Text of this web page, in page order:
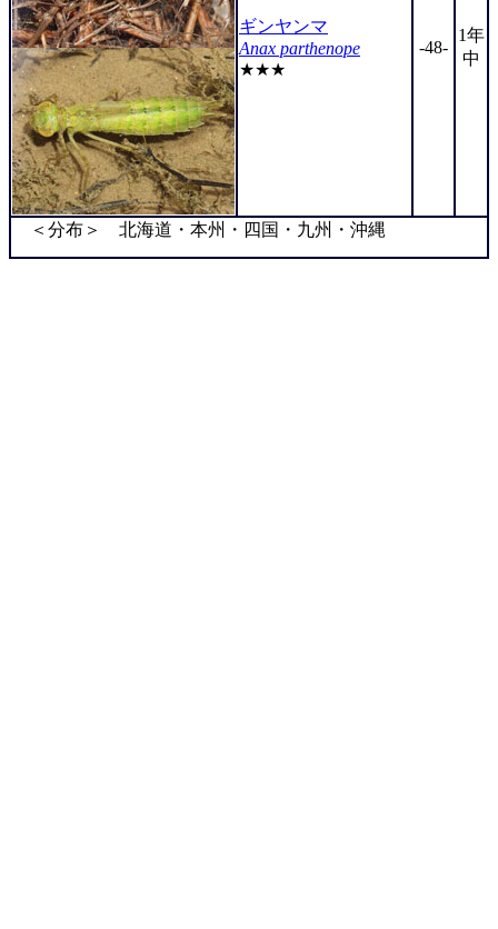
ギンヤンマ
Anax parthenope
★★★
-48-
1年
中
＜分布＞ 北海道・本州・四国・九州・沖縄